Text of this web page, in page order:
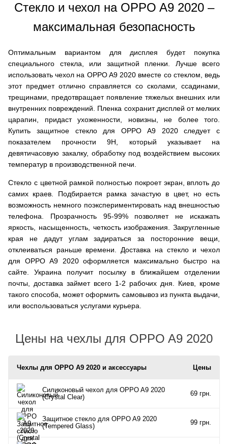
Стекло и чехол на OPPO A9 2020 –
максимальная безопасность
Оптимальным вариантом для дисплея будет покупка
специального стекла, или защитной пленки. Лучше всего
использовать чехол на OPPO A9 2020 вместе со стеклом, ведь
этот предмет отлично справляется со сколами, ссадинами,
трещинами, предотвращает появление тяжелых внешних или
внутренних повреждений. Пленка сохранит дисплей от мелких
царапин, придаст ухоженности, новизны, не более того.
Купить защитное стекло для OPPO A9 2020 следует с
показателем прочности 9H, который указывает на
девятичасовую закалку, обработку под воздействием высоких
температур в производственной печи.
Стекло с цветной рамкой полностью покроет экран, вплоть до
самих краев. Подбирается рамка зачастую в цвет, но есть
возможность немного поэкспериментировать над внешностью
телефона. Прозрачность 95-99% позволяет не искажать
яркость, насыщенность, четкость изображения. Закругленные
края не дадут углам задираться за посторонние вещи,
отклеиваться раньше времени. Доставка на стекло и чехол
для OPPO A9 2020 оформляется максимально быстро на
сайте. Украина получит посылку в ближайшем отделении
почты, доставка займет всего 1-2 рабочих дня. Киев, кроме
такого способа, может оформить самовывоз из пункта выдачи,
или воспользоваться услугами курьера.
Цены на чехлы для OPPO A9 2020
Чехлы для OPPO A9 2020 и аксессуары Цены
Силиконовый чехол для OPPO A9 2020
(Crystal Clear)
69 грн.
Защитное стекло для OPPO A9 2020
(Tempered Glass)
99 грн.